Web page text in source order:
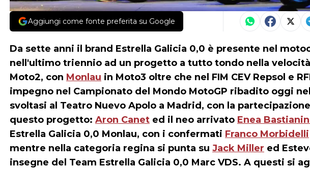
Aggiungi come fonte preferita su Google
Da sette anni il brand Estrella Galicia 0,0 è presente nel
nell'ultimo triennio ad un progetto a tutto tondo nella
Moto2, con Monlau in Moto3 oltre che nel FIM CEV Repsol e
impegno nel Campionato del Mondo MotoGP ribadito oggi
svoltasi al Teatro Nuevo Apolo a Madrid, con la
questo progetto: Aron Canet ed il neo arrivato Enea
Estrella Galicia 0,0 Monlau, con i confermati Franco Morbidelli
mentre nella categoria regina si punta su Jack Miller ed
insegne del Team Estrella Galicia 0,0 Marc VDS. A questi si